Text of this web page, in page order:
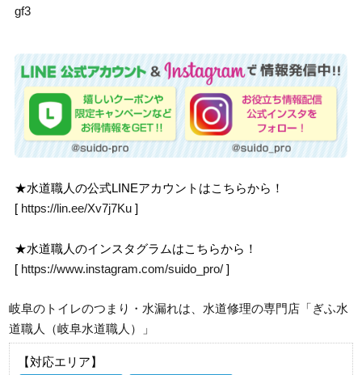
gf3
★水道職人の公式LINEアカウントはこちらから！
[ https://lin.ee/Xv7j7Ku ]
★水道職人のインスタグラムはこちらから！
[ https://www.instagram.com/suido_pro/ ]
岐阜のトイレのつまり・水漏れは、水道修理の専門店「ぎふ水
道職人（岐阜水道職人）」
【対応エリア】